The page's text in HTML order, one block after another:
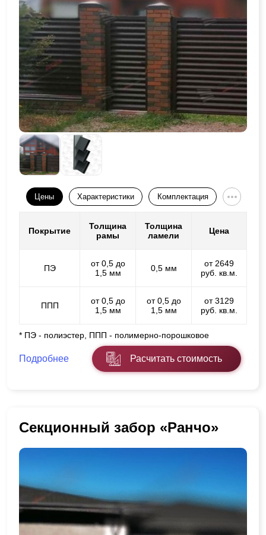
Цены Характеристики Комплектация
Покрытие
Толщина
рамы
Толщина
ламели
Цена
ПЭ
от 0,5 до
1,5 мм
0,5 мм
от 2649
руб. кв.м.
ППП
от 0,5 до
1,5 мм
от 0,5 до
1,5 мм
от 3129
руб. кв.м.
* ПЭ - полиэстер, ППП - полимерно-порошковое
Подробнее Расчитать стоимость
Секционный забор «Ранчо»